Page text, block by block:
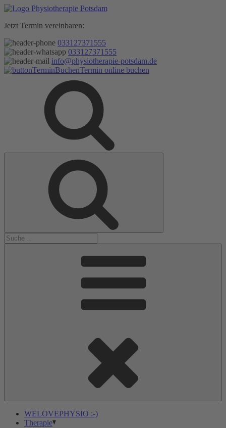
Zum
springen
Jetzt Termin vereinbaren:
033127371555
033127371555
info@physiotherapie-potsdam.de
Termin online buchen
WELOVEPHYSIO :-)
Therapie